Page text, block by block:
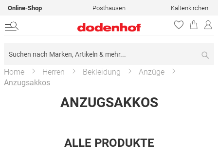
Online-Shop Posthausen Kaltenkirchen
Home Herren Bekleidung
Anzüge
Anzugsakkos
ANZUGSAKKOS
ALLE PRODUKTE